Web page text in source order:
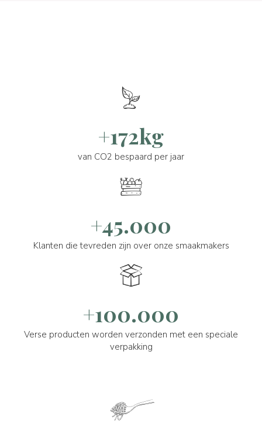
+172kg
van CO2 bespaard per jaar
+45.000
Klanten die tevreden zijn over onze smaakmakers
+100.000
Verse producten worden verzonden met een speciale
verpakking